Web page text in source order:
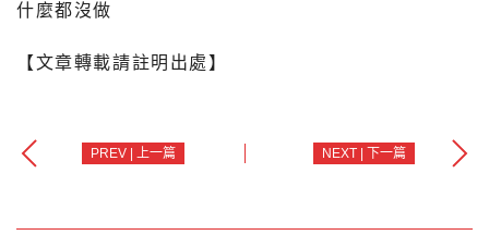
什麼都沒做
【文章轉載請註明出處】
PREV | 上一篇 NEXT | 下一篇